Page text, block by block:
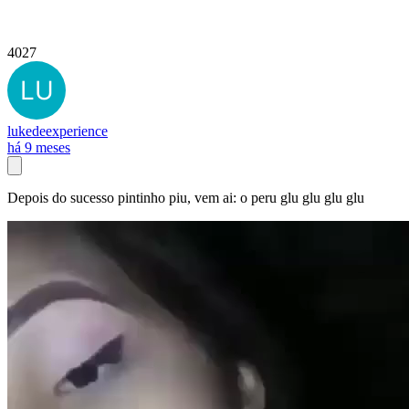
4027
lukedeexperience
há 9 meses
Depois do sucesso pintinho piu, vem ai: o peru glu glu glu glu